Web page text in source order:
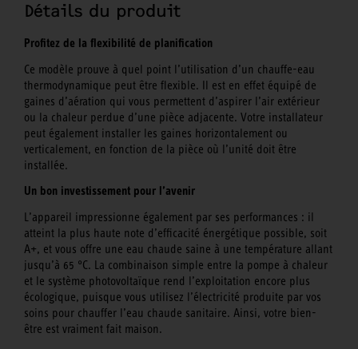
Détails du produit
Profitez de la flexibilité de planification
Ce modèle prouve à quel point l’utilisation d’un chauffe-eau
thermodynamique peut être flexible. Il est en effet équipé de
gaines d’aération qui vous permettent d’aspirer l’air extérieur
ou la chaleur perdue d’une pièce adjacente. Votre installateur
peut également installer les gaines horizontalement ou
verticalement, en fonction de la pièce où l’unité doit être
installée.
Un bon investissement pour l’avenir
L’appareil impressionne également par ses performances : il
atteint la plus haute note d’efficacité énergétique possible, soit
A+, et vous offre une eau chaude saine à une température allant
jusqu’à 65 °C. La combinaison simple entre la pompe à chaleur
et le système photovoltaïque rend l’exploitation encore plus
écologique, puisque vous utilisez l’électricité produite par vos
soins pour chauffer l’eau chaude sanitaire. Ainsi, votre bien-
être est vraiment fait maison.